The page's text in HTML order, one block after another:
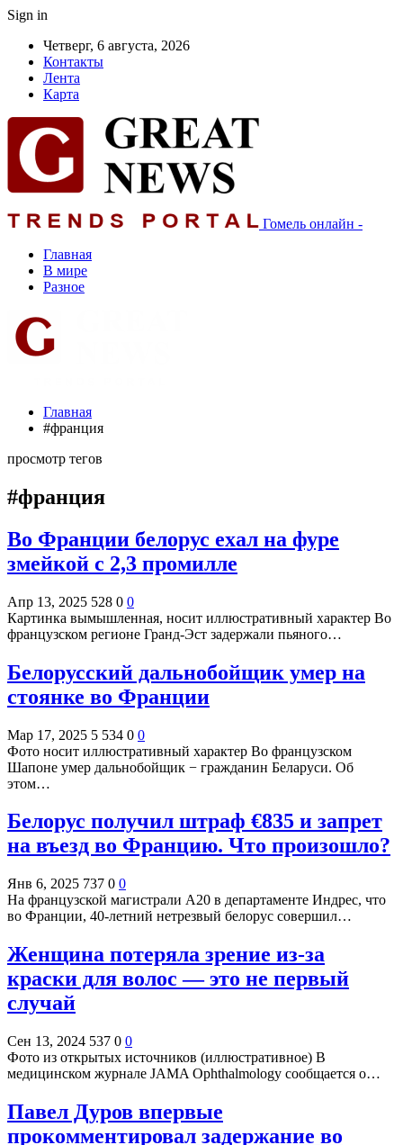
Sign in
Четверг, 6 августа, 2026
Контакты
Лента
Карта
Гомель онлайн -
Главная
В мире
Разное
Главная
#франция
просмотр тегов
#франция
Во Франции белорус ехал на фуре
змейкой с 2,3 промилле
Апр 13, 2025 528 0 0
Картинка вымышленная, носит иллюстративный характер Во
французском регионе Гранд-Эст задержали пьяного…
Белорусский дальнобойщик умер на
стоянке во Франции
Мар 17, 2025 5 534 0 0
Фото носит иллюстративный характер Во французском
Шапоне умер дальнобойщик − гражданин Беларуси. Об
этом…
Белорус получил штраф €835 и запрет
на въезд во Францию. Что произошло?
Янв 6, 2025 737 0 0
На французской магистрали А20 в департаменте Индрес, что
во Франции, 40-летний нетрезвый белорус совершил…
Женщина потеряла зрение из-за
краски для волос — это не первый
случай
Сен 13, 2024 537 0 0
Фото из открытых источников (иллюстративное) В
медицинском журнале JAMA Ophthalmology сообщается о…
Павел Дуров впервые
прокомментировал задержание во